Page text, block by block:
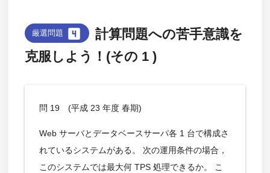
厳選問題 looks_4
計算問題への苦手意識を
克服しよう！(その 1 )
問 19 (平成 23 年度 春期)
Web サーバとデータベースサーパ各 1 台で構成さ
れているシステムがある。 次の運用条件の場合，
このシステムでは最大何 TPS 処理できるか。 こ